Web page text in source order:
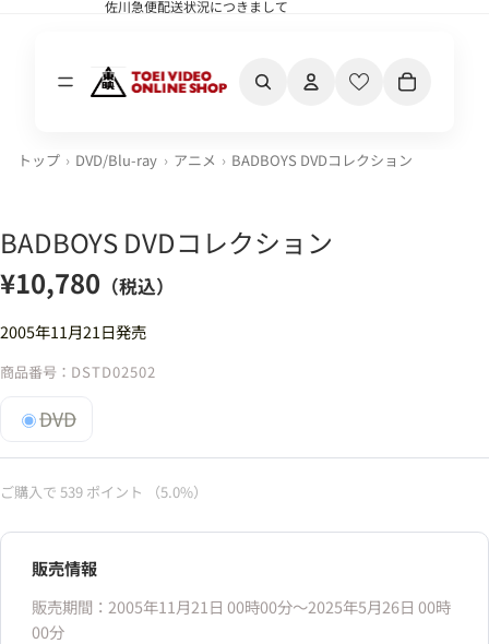
佐川急便配送状況につきまして
佐川急便配送状況につきまして
トップ DVD/Blu-ray アニメ BADBOYS DVDコレクション
BADBOYS DVDコレクション
¥10,780 （税込）
2005年11月21日発売
商品番号： DSTD02502
DVD
ご購入で 539 ポイント （5.0%）
販売情報
販売期間：2005年11月21日 00時00分〜2025年5月26日 00時
00分